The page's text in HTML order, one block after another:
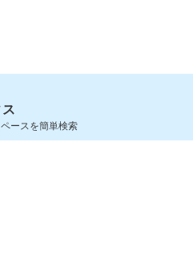
ースを簡単検索